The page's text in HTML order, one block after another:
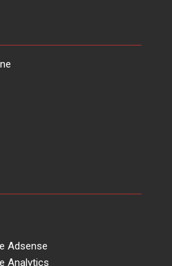
Adsense
Analytics